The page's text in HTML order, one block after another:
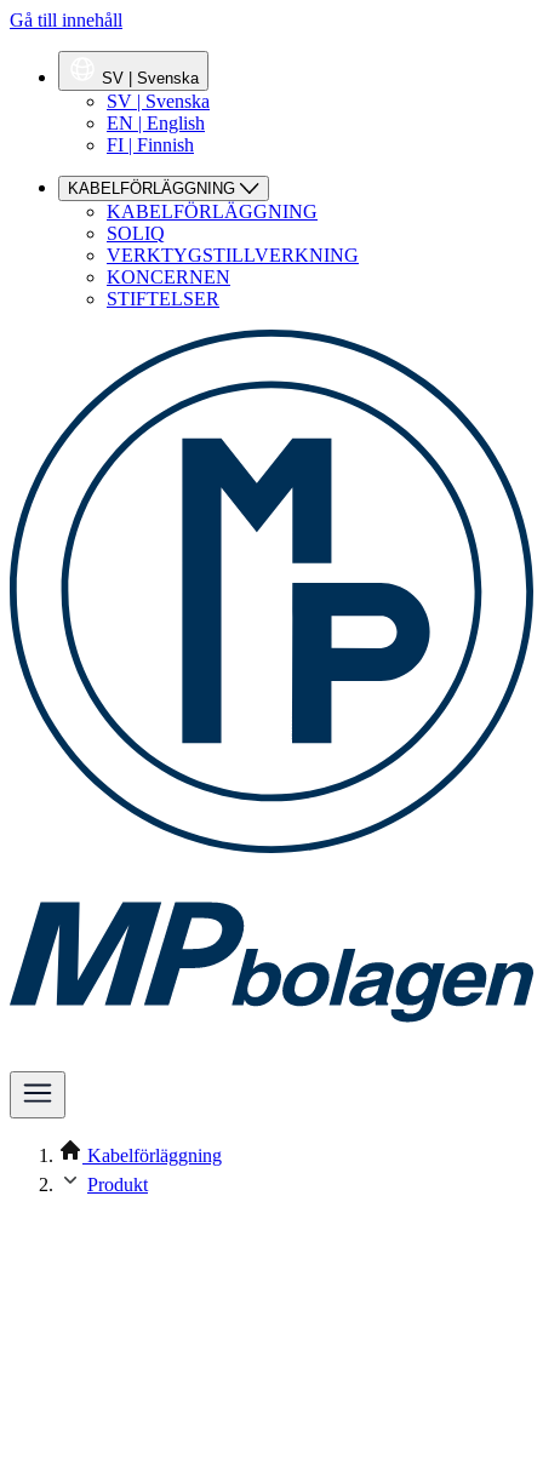
Gå till innehåll
SV | Svenska
SV | Svenska
EN | English
FI | Finnish
KABELFÖRLÄGGNING
KABELFÖRLÄGGNING
SOLIQ
VERKTYGSTILLVERKNING
KONCERNEN
STIFTELSER
Kabelförläggning
Produkt